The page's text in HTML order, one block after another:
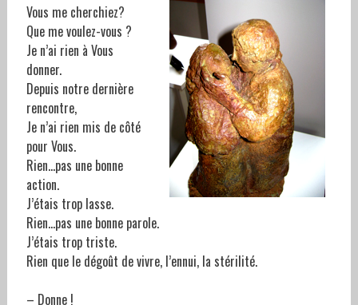
Vous me cherchiez?
Que me voulez-vous ?
Je n’ai rien à Vous
donner.
Depuis notre dernière
rencontre,
Je n’ai rien mis de côté
pour Vous.
Rien…pas une bonne
action.
J’étais trop lasse.
Rien…pas une bonne parole.
J’étais trop triste.
Rien que le dégoût de vivre, l’ennui, la stérilité.
– Donne !